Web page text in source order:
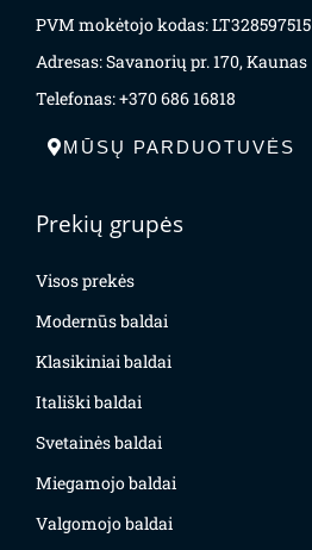
PVM mokėtojo kodas: LT328597515
Adresas: Savanorių pr. 170, Kaunas
Telefonas: +370 686 16818
MŪSŲ PARDUOTUVĖS
Prekių grupės
Visos prekės
Modernūs baldai
Klasikiniai baldai
Itališki baldai
Svetainės baldai
Miegamojo baldai
Valgomojo baldai